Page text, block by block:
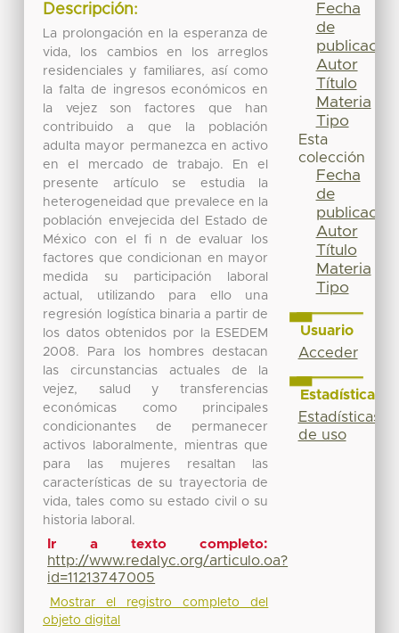
Descripción:
La prolongación en la esperanza de
vida, los cambios en los arreglos
residenciales y familiares, así como
la falta de ingresos económicos en
la vejez son factores que han
contribuido a que la población
adulta mayor permanezca en activo
en el mercado de trabajo. En el
presente artículo se estudia la
heterogeneidad que prevalece en la
población envejecida del Estado de
México con el fi n de evaluar los
factores que condicionan en mayor
medida su participación laboral
actual, utilizando para ello una
regresión logística binaria a partir de
los datos obtenidos por la ESEDEM
2008. Para los hombres destacan
las circunstancias actuales de la
vejez, salud y transferencias
económicas como principales
condicionantes de permanecer
activos laboralmente, mientras que
para las mujeres resaltan las
características de su trayectoria de
vida, tales como su estado civil o su
historia laboral.
Ir a texto completo:
http://www.redalyc.org/articulo.oa?
id=11213747005
Mostrar el registro completo del
objeto digital
Fecha
de
publicación
Autor
Título
Materia
Tipo
Esta
colección
Fecha
de
publicación
Autor
Título
Materia
Tipo
Usuario
Acceder
Estadísticas
Estadísticas
de uso